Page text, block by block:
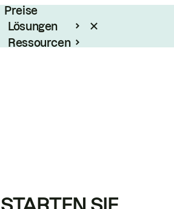
Preise
Lösungen
Ressourcen